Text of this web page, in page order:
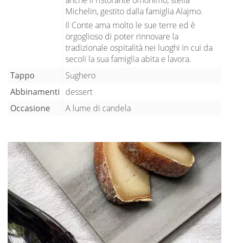
Michelin, gestito dalla famiglia Alajmo.
Il Conte ama molto le sue terre ed è
orgoglioso di poter rinnovare la
tradizionale ospitalità nei luoghi in cui da
secoli la sua famiglia abita e lavora.
Tappo
Sughero
Abbinamenti dessert
Occasione
A lume di candela